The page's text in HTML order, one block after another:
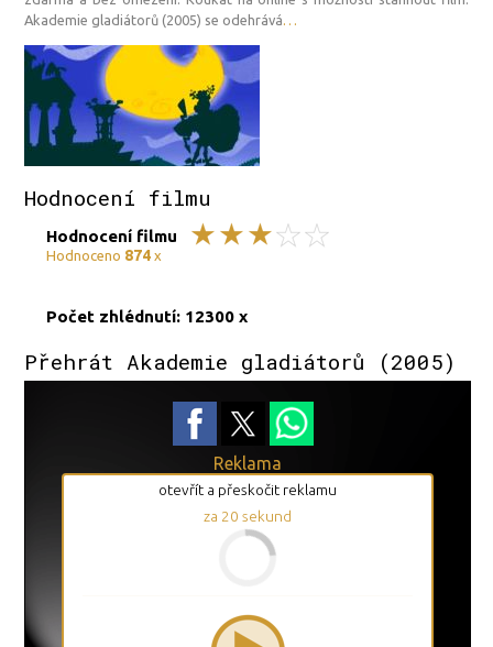
Akademie gladiátorů (2005) se odehrává
Hodnocení filmu
Hodnocení filmu
Hodnoceno 874x
Počet zhlédnutí: 12300 x
Přehrát Akademie gladiátorů (2005)
Reklama
otevřít a přeskočit reklamu
za 19 sekund